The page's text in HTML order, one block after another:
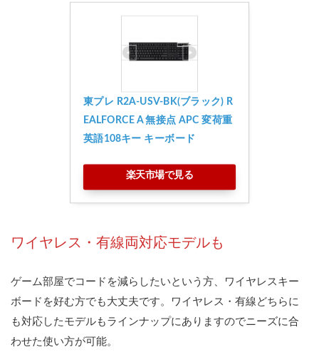
東プレ R2A-USV-BK(ブラック) R
EALFORCE A 無接点 APC 変荷重
英語108キー キーボード
楽天市場で見る
ワイヤレス・有線両対応モデルも
ゲーム部屋でコードを減らしたいという方、ワイヤレスキー
ボードを好む方でも大丈夫です。ワイヤレス・有線どちらに
も対応したモデルもラインナップにありますのでニーズに合
わせた使い方が可能。